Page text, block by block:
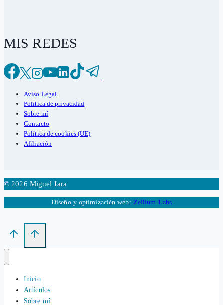
MIS REDES
Aviso Legal
Política de privacidad
Sobre mí
Contacto
Política de cookies (UE)
Afiliación
© 2026 Miguel Jara
Diseño y optimización web: Zellium Labs
Inicio
Artículos
Sobre mí